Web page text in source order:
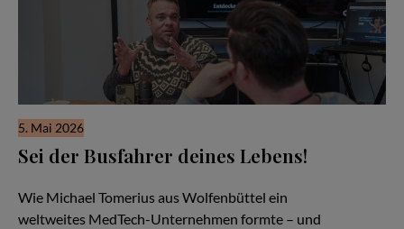
5. Mai 2026
Sei der Busfahrer deines Lebens!
Wie Michael Tomerius aus Wolfenbüttel ein
weltweites MedTech-Unternehmen formte – und